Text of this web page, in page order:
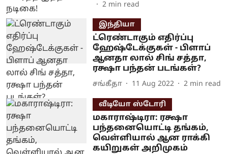
2 min read
இந்தியா
ட்ரெண்டாகும் எதிர்ப்பு
ஹேஷ்டேக்குகள் - பிளாப்
ஆனதா லால் சிங் சத்தா,
ரக்ஷா பந்தன் படங்கள்?
சங்கீதா 11 Aug 2022 2 min read
வீடியோ ஸ்டோரி
மகாராஷ்டிரா: ரக்ஷா
பந்தனையொட்டி தங்கம்,
வெள்ளியால் ஆன ராக்கி
கயிறுகள் அறிமுகம்